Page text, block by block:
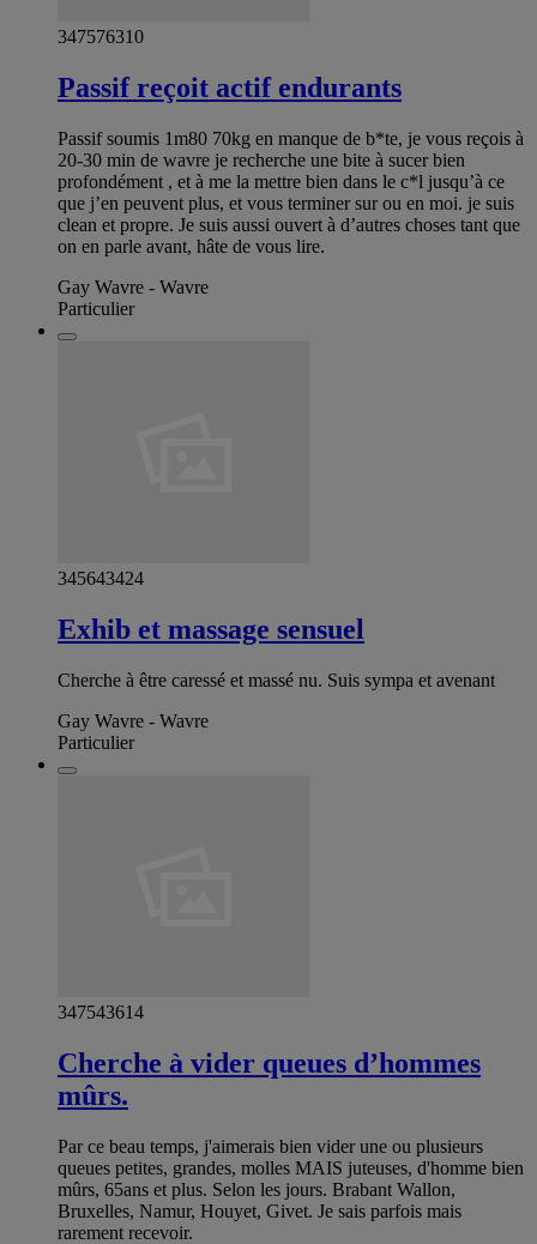
347576310
Passif reçoit actif endurants
Passif soumis 1m80 70kg en manque de b*te, je vous reçois à
20-30 min de wavre je recherche une bite à sucer bien
profondément , et à me la mettre bien dans le c*l jusqu’à ce
que j’en peuvent plus, et vous terminer sur ou en moi. je suis
clean et propre. Je suis aussi ouvert à d’autres choses tant que
on en parle avant, hâte de vous lire.
Gay Wavre - Wavre
Particulier
345643424
Exhib et massage sensuel
Cherche à être caressé et massé nu. Suis sympa et avenant
Gay Wavre - Wavre
Particulier
347543614
Cherche à vider queues d’hommes
mûrs.
Par ce beau temps, j'aimerais bien vider une ou plusieurs
queues petites, grandes, molles MAIS juteuses, d'homme bien
mûrs, 65ans et plus. Selon les jours. Brabant Wallon,
Bruxelles, Namur, Houyet, Givet. Je sais parfois mais
rarement recevoir.